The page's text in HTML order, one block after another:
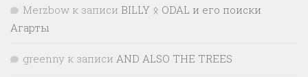
Merzbow к записи BILLY ᛟ ODAL и его поиски
Агарты
greenny к записи AND ALSO THE TREES